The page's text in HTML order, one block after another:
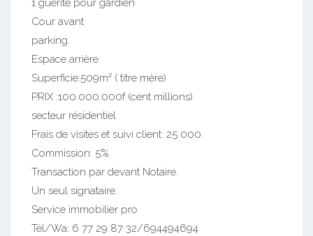
1 guérite pour gardien
Cour avant
parking
Espace arrière
Superficie:509m² ( titre mère)
PRIX :100.000.000f (cent millions)
secteur résidentiel
Frais de visites et suivi client: 25 000.
Commission: 5%.
Transaction par devant Notaire.
Un seul signataire.
Service immobilier pro
Tél/Wa: 6 77 29 87 32/694494694